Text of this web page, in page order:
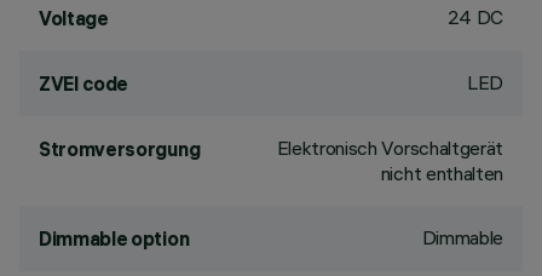
Voltage 24 DC
ZVEI code LED
Stromversorgung
Elektronisch Vorschaltgerät
nicht enthalten
Dimmable option Dimmable